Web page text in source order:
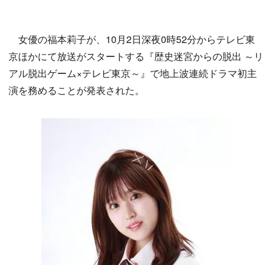
女優の福本莉子が、10月2日深夜0時52分からテレビ東
京ほかにて放送がスタートする『歴史迷宮からの脱出 ～リ
アル脱出ゲーム×テレビ東京～』で地上波連続ドラマ初主
演を務めることが発表された。